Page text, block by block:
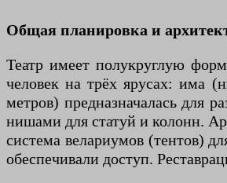
Общая планировка и
Театр имеет полукруглую
человек на трёх ярусах: има
метров) предназначалась для
нишами для статуй и колонн.
система велариумов (тентов)
обеспечивали доступ.